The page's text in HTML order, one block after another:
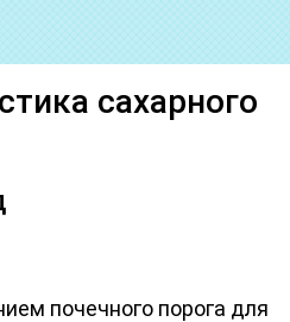
сахарного
почечного порога для